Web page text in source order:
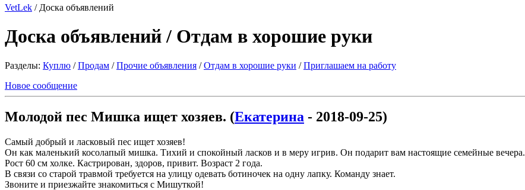
VetLek / Доска объявлений
Доска объявлений / Отдам в хорошие руки
Разделы: Куплю /Продам /Прочие объявления /Отдам в хорошие руки /Приглашаем на работу
Новое сообщение
Молодой пес Мишка ищет хозяев. (Екатерина - 2018-09-25)
Самый добрый и ласковый пес ищет хозяев!
Он как маленький косолапый мишка. Тихий и спокойный ласков и в меру игрив. Он подарит вам настоящие семейные вечера.
Рост 60 см холке. Кастрирован, здоров, привит. Возраст 2 года.
В связи со старой травмой требуется на улицу одевать ботиночек на одну лапку. Команду знает.
Звоните и приезжайте знакомиться с Мишуткой!